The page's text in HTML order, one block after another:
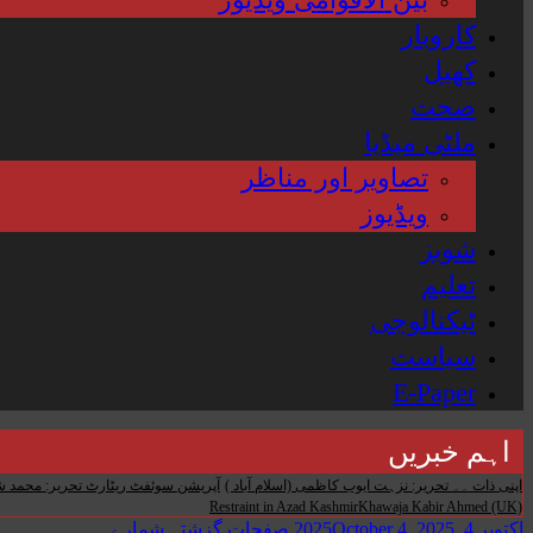
کاروبار
کھیل
صحت
ملٹی میڈیا
تصاویر اور مناظر
ویڈیوز
شوبز
تعلیم
ٹیکنالوجی
سیاست
E-Paper
اہم خبریں
اپنی ذات ۔۔ تحریر: نزہت ایوب کاظمی (اسلام آباد ) آپریشن سوئفٹ ریٹارٹ تحریر: محمد
Restraint in Azad KashmirKhawaja Kabir Ahmed (UK)
اکتوبر 4, 2025 October 4, 2025 صفحات گزشتہ شمارے